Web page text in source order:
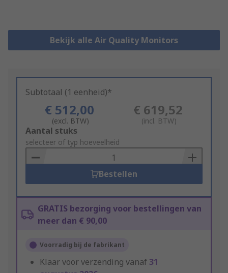
Bekijk alle Air Quality Monitors
Subtotaal (1 eenheid)*
€ 512,00
(excl. BTW)
€ 619,52
(incl. BTW)
Add
to
Basket
Aantal stuks
selecteer of typ hoeveelheid
Bestellen
GRATIS bezorging voor bestellingen van
meer dan € 90,00
Voorradig bij de fabrikant
Klaar voor verzending vanaf31